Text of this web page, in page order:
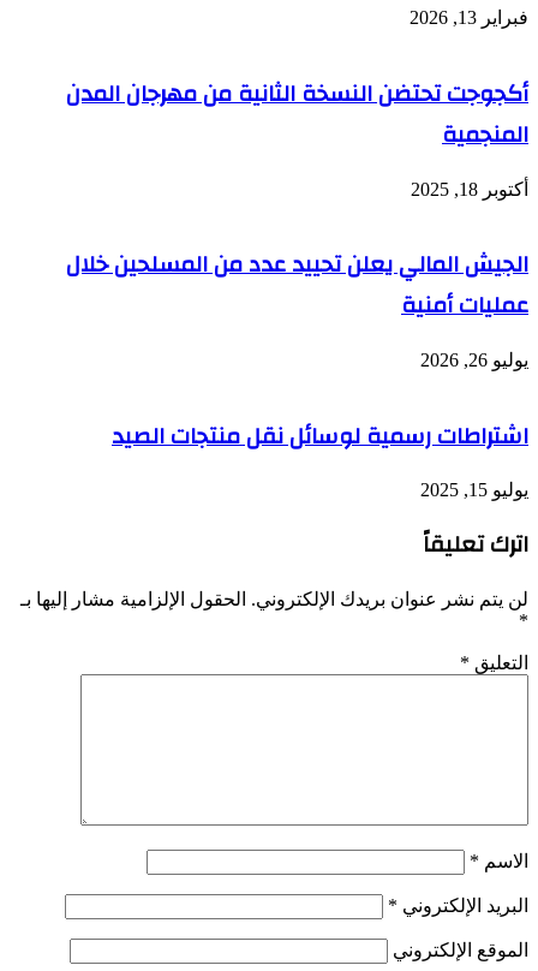
فبراير 13, 2026
أكجوجت تحتضن النسخة الثانية من مهرجان المدن
المنجمية
أكتوبر 18, 2025
الجيش المالي يعلن تحييد عدد من المسلحين خلال
عمليات أمنية
يوليو 26, 2026
اشتراطات رسمية لوسائل نقل منتجات الصيد
يوليو 15, 2025
اترك تعليقاً
لن يتم نشر عنوان بريدك الإلكتروني. الحقول الإلزامية مشار إليها بـ
*
التعليق *
الاسم *
البريد الإلكتروني *
الموقع الإلكتروني